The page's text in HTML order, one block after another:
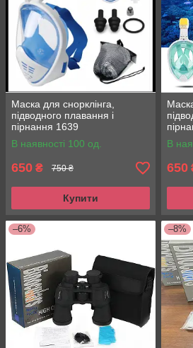
Робіть покупки з
Маска для снорклінга,
підводного плавання і
пірнання 1639
В наявності 100 од.
650 ₴ 750 ₴
Купити
В
650
–6% –8%